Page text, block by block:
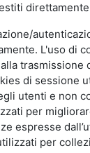
L'uso di
di sessione
utenti e non
per
espresse
per